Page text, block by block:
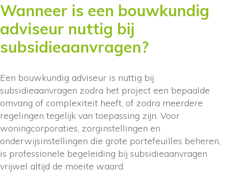
Wanneer is een bouwkundig
adviseur nuttig bij
subsidieaanvragen?
Een bouwkundig adviseur is nuttig bij
subsidieaanvragen zodra het project een bepaalde
omvang of complexiteit heeft, of zodra meerdere
regelingen tegelijk van toepassing zijn. Voor
woningcorporaties, zorginstellingen en
onderwijsinstellingen die grote portefeuilles beheren,
is professionele begeleiding bij subsidieaanvragen
vrijwel altijd de moeite waard.